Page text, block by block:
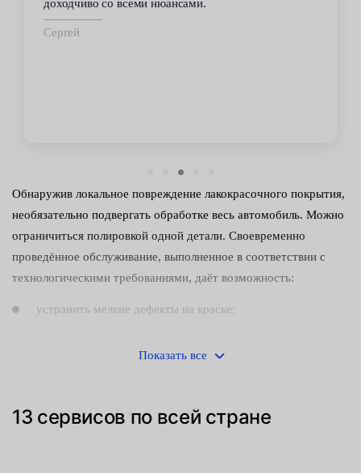
доходчиво со всеми нюансами.
Сергей
Обнаружив локальное повреждение лакокрасочного покрытия,
необязательно подвергать обработке весь автомобиль. Можно
ограничиться полировкой одной детали. Своевременно
проведённое обслуживание, выполненное в соответствии с
технологическими требованиями, даёт возможность:
устранить мелкие дефекты на краске;
Это неоднократно подтверждено на практике.
Показать все
13 сервисов по всей стране